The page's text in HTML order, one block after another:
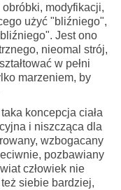
modyfikacji,
użyć "bliźniego",
Jest ono
nieomal strój,
w pełni
marzeniem, by
koncepcja ciała
i niszcząca dla
wzbogacany
pozbawiany
człowiek nie
siebie bardziej,